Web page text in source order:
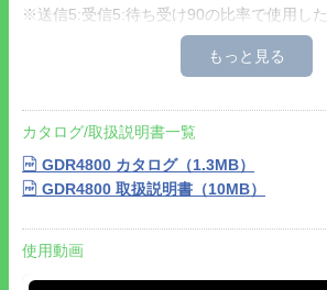
※送信5:受信5:待ち受け90の比率で使用し
●乾電池で運用する場合の詳細はデジタル
をご参照ください。
・32,767通りの秘話コードを使った秘話機
・音声をクリアに聞き取ることが可能なノ
能
・現在のチャンネルを音声で知らせるガイド
・大切な要件を録音するワンタッチで録音
能と受信音声を録音する「リピート再生」機
・事前に無線機に登録した音声をワンタッ
カタログ/取扱説明書一覧
GDR4800 カタログ（1.3MB）
GDR4800 取扱説明書（10MB）
使用動画